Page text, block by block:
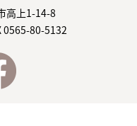
高上1-14-8
0565-80-5132